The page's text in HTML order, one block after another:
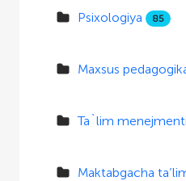
Psixologiya 85
Maxsus
Ta`lim menejmenti
Maktabgacha